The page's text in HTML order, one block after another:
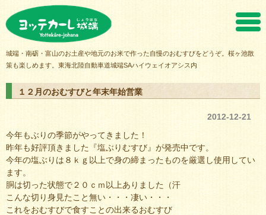
城端・南砺・富山のお土産や地元のお米で作った自慢のおむすびをどうぞ。桜ヶ池散
策も楽しめます。東海北陸自動車道城端SAハイウェイオアシス内
１２月のおむすびと年末年始営業
2012-12-21
今年もぶりの季節がやってきました！
昨年も好評頂きました『塩ぶりむすび』が発売中です。
今年の塩ぶりは８ｋｇ以上で身の締まったものを厳選し使用してい
ます。
胴は切った状態で２０ｃｍ以上ありました（汗
こんな切り身見たこと無い・・・凄い・・・
これをおむすびで食すことの出来るおむすび